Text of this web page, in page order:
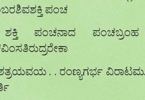
ಪಂಚ
ಪಂಚನಾದ ಪಂಚಬ್ರಂಹ
. . ರಂಣ್ಯಗರ್ಭ